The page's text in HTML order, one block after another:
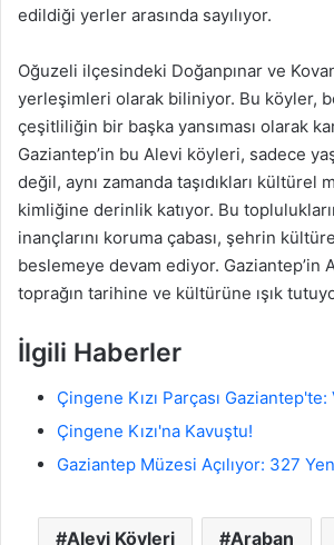
edildiği yerler arasında sayılıyor.
Oğuzeli ilçesindeki Doğanpınar ve
yerleşimleri olarak biliniyor. Bu köyler,
çeşitliliğin bir başka yansıması olarak
Gaziantep’in bu Alevi köyleri, sadece
değil, aynı zamanda taşıdıkları kültürel
kimliğine derinlik katıyor. Bu
inançlarını koruma çabası, şehrin
beslemeye devam ediyor. Gaziantep’in
toprağın tarihine ve kültürüne ışık
İlgili Haberler
Çingene Kızı Parçası Gaziantep'te:
Çingene Kızı'na Kavuştu!
Gaziantep Müzesi Açılıyor: 327
Alevi Köyleri Araban